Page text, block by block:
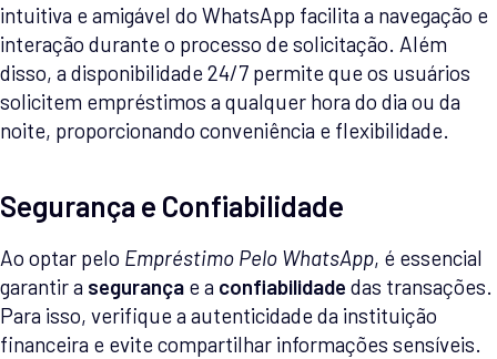
intuitiva e amigável do WhatsApp facilita a navegação e
interação durante o processo de solicitação. Além
disso, a disponibilidade 24/7 permite que os usuários
solicitem empréstimos a qualquer hora do dia ou da
noite, proporcionando conveniência e flexibilidade.
Segurança e Confiabilidade
Ao optar pelo Empréstimo Pelo WhatsApp, é essencial
garantir a segurança e a confiabilidade das transações.
Para isso, verifique a autenticidade da instituição
financeira e evite compartilhar informações sensíveis.